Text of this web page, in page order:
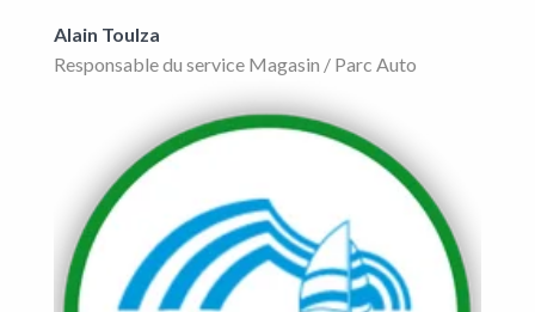
Alain Toulza
Responsable du service Magasin / Parc Auto